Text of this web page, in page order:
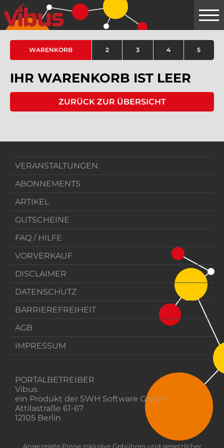
Springe
zum
Hauptinhalt
WARENKORB 2 3 4 5
IHR WARENKORB IST LEER
ZURÜCK ZUR ÜBERSICHT
VERANSTALTUNGEN
ABONNEMENTS
ARTIKEL
GUTSCHEINE
FAQ / HILFE
VORVERKAUF
DISCLAIMER
DATENSCHUTZ
BARRIEREFREIHEIT
AGB
IMPRESSUM
PORTALBETREIBER
Vibus
ein Produkt der SWH Software GmbH
Attilastraße 61-67
12105 Berlin
Angezeigte Preise inklusive Gebühren und gesetzlicher